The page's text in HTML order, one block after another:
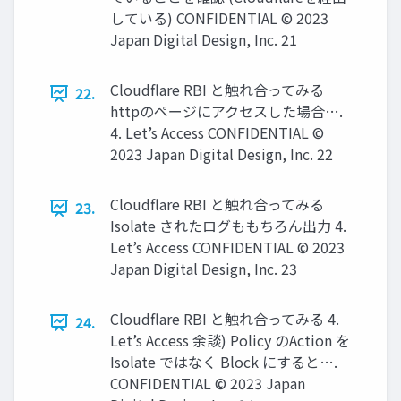
している) CONFIDENTIAL © 2023
Japan Digital Design, Inc. 21
22.
Cloudflare RBI と触れ合ってみる
httpのページにアクセスした場合….
4. Let’s Access CONFIDENTIAL ©
2023 Japan Digital Design, Inc. 22
23.
Cloudflare RBI と触れ合ってみる
Isolate されたログももちろん出力 4.
Let’s Access CONFIDENTIAL © 2023
Japan Digital Design, Inc. 23
24.
Cloudflare RBI と触れ合ってみる 4.
Let’s Access 余談) Policy のAction を
Isolate ではなく Block にすると….
CONFIDENTIAL © 2023 Japan